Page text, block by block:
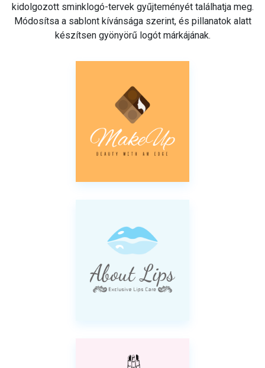
kidolgozott sminklogó-tervek gyűjteményét találhatja meg.
Módosítsa a sablont kívánsága szerint, és pillanatok alatt
készítsen gyönyörű logót márkájának.